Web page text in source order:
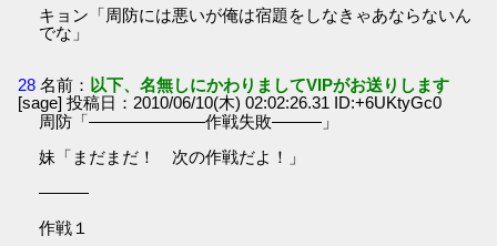
キョン「周防には悪いが俺は宿題をしなきゃあならないん
でな」
28 名前： 以下、名無しにかわりましてVIPがお送りします
[sage] 投稿日：2010/06/10(木) 02:02:26.31 ID:+6UKtyGc0
周防「―――――――作戦失敗―――」
妹「まだまだ！ 次の作戦だよ！」
―――
作戦１